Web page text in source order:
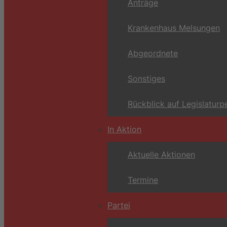
Anträge
Krankenhaus Melsungen
Abgeordnete
Sonstiges
Rückblick auf
In Aktion
Aktuelle Aktionen
Termine
Partei